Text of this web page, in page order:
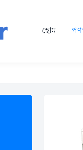
হোম